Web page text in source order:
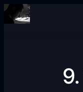
Přeskočit
na